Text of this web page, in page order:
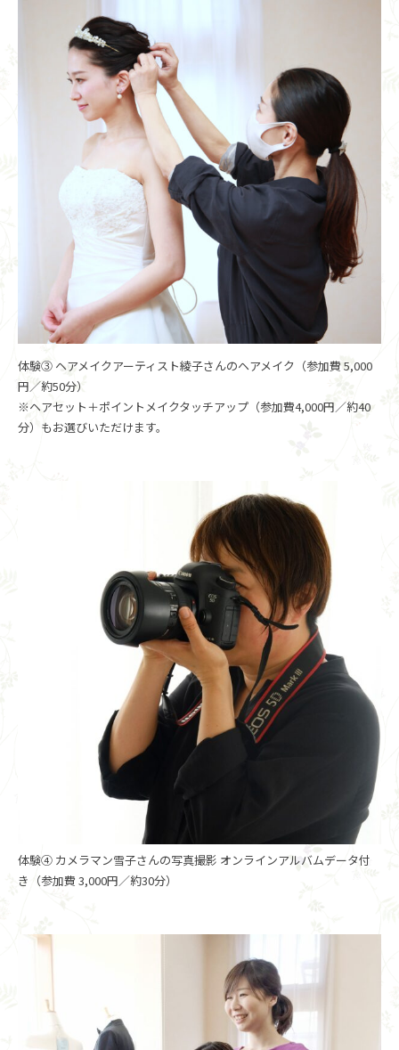
体験③ ヘアメイクアーティスト綾子さんのヘアメイク（参加費 5,000
円／約50分）
※ヘアセット＋ポイントメイクタッチアップ（参加費4,000円／約40
分）もお選びいただけます。
体験④ カメラマン雪子さんの写真撮影 オンラインアルバムデータ付
き（参加費 3,000円／約30分）